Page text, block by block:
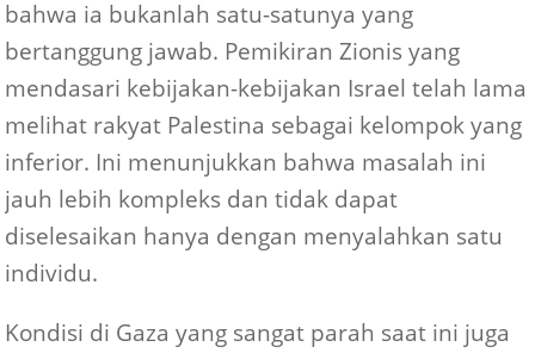
bahwa ia bukanlah satu-satunya yang
bertanggung jawab. Pemikiran Zionis yang
mendasari kebijakan-kebijakan Israel telah lama
melihat rakyat Palestina sebagai kelompok yang
inferior. Ini menunjukkan bahwa masalah ini
jauh lebih kompleks dan tidak dapat
diselesaikan hanya dengan menyalahkan satu
individu.
Kondisi di Gaza yang sangat parah saat ini juga